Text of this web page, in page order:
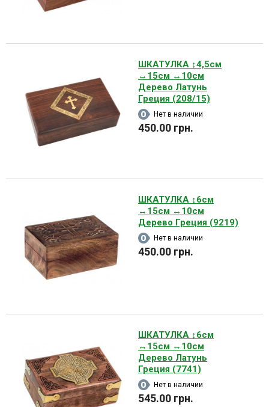
ШКАТУЛКА ↕4,5см
↔15см ↔10см
Дерево Латунь
Греция (208/15)
Нет в наличии
450.00 грн.
ШКАТУЛКА ↕6см
↔15см ↔10см
Дерево Греция (9219)
Нет в наличии
450.00 грн.
ШКАТУЛКА ↕6см
↔15см ↔10см
Дерево Латунь
Греция (7741)
Нет в наличии
545.00 грн.